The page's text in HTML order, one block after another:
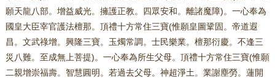
願天龍八部。增益威光。擁護正教。四眾安和。離諸魔障)。一心奉為
國皇大臣宰官護法檀那。頂禮十方常住三寶(惟願皇圖鞏固。帝道遐
昌。文武祿增。興隆三寶。玉燭常調。士民樂業。檀那衍慶。不逢三
災八難。至成無上菩提)。一心奉為所生父母。頂禮十方常住三寶(惟願
二親增崇福壽。智慧圓明。若過去父母。神超淨土。業謝塵勞。蓮開